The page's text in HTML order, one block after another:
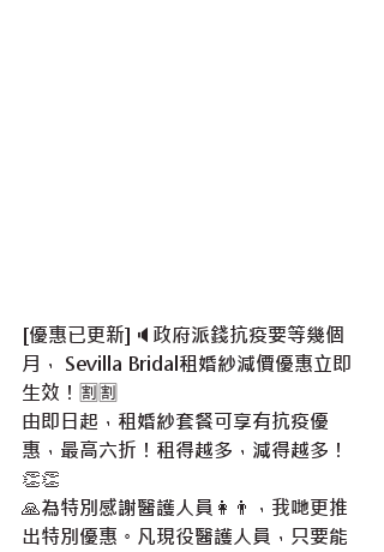
[優惠已更新]🔈政府派錢抗疫要等幾個
月， Sevilla Bridal租婚紗減價優惠立即
生效！🈹🈹
由即日起，租婚紗套餐可享有抗疫優
惠，最高六折！租得越多，減得越多！
👏👏
🙏為特別感謝醫護人員👩👨，我哋更推
出特別優惠。凡現役醫護人員，只要能